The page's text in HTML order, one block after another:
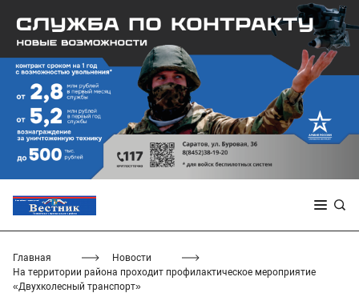
Главная
Новости
На территории района проходит профилактическое мероприятие
«Двухколесный транспорт»